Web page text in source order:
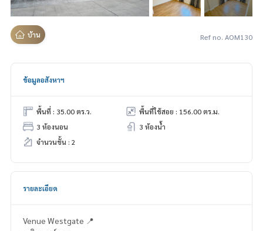
บ้าน Ref no. AOM130
ข้อมูลอสังหาฯ
พื้นที่ : 35.00 ตร.ว.
พื้นที่ใช้สอย : 156.00 ตร.ม.
3 ห้องนอน
3 ห้องน้ำ
จำนวนชั้น : 2
รายละเอียด
Venue Westgate 📍